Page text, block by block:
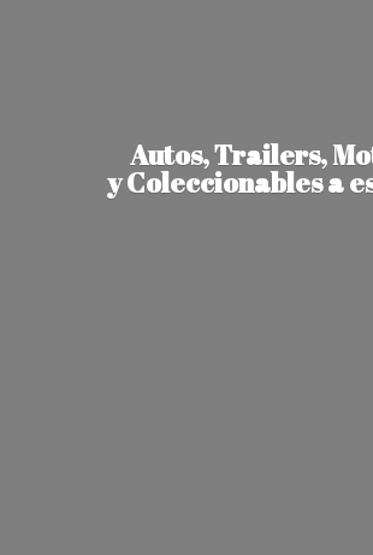
Autos, Trailers,
y Coleccionablesa